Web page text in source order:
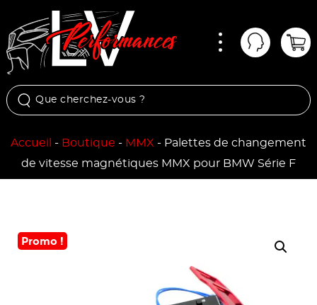
Mon
Accueil - Boutique - MMX - Palettes de changement
de vitesse magnétiques MMX pour BMW Série F
Promo !